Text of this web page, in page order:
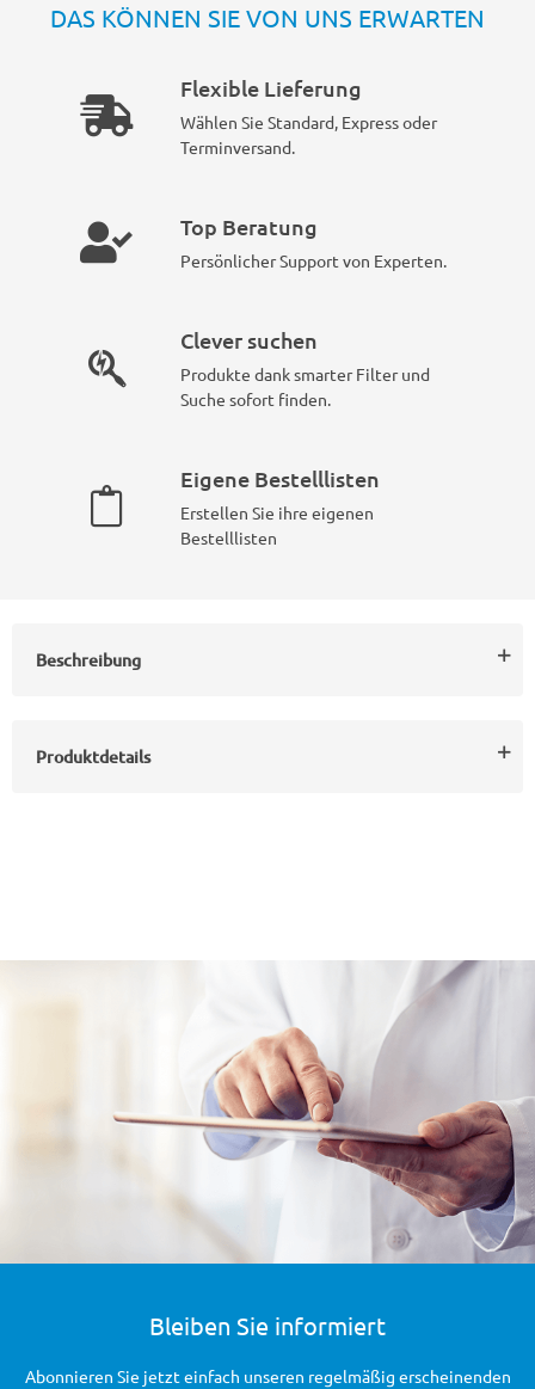
DAS KÖNNEN SIE VON UNS ERWARTEN
Flexible Lieferung
Wählen Sie Standard, Express oder
Terminversand.
Top Beratung
Persönlicher Support von Experten.
Clever suchen
Produkte dank smarter Filter und
Suche sofort finden.
Eigene Bestelllisten
Erstellen Sie ihre eigenen
Bestelllisten
Beschreibung
Produktdetails
Bleiben Sie informiert
Abonnieren Sie jetzt einfach unseren regelmäßig erscheinenden